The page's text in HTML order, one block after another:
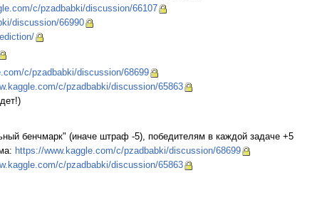
c/pzadbabki/discussion/66107
discussion/66990
c/pzadbabki/discussion/68699
c/pzadbabki/discussion/65863
бенчмарк" (иначе штраф -5), победителям в каждой задаче +5
https://www.kaggle.com/c/pzadbabki/discussion/68699
c/pzadbabki/discussion/65863